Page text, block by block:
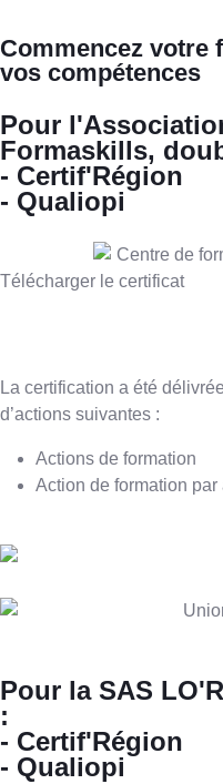
Commencez votre
vos compétences
Pour
Formaskills,
- Certif'Région
- Qualiopi
Télécharger le certificat
La certification a été
d’actions suivantes :
Actions de formation
Action de formation par
Pour la SAS
:
- Certif'Région
- Qualiopi